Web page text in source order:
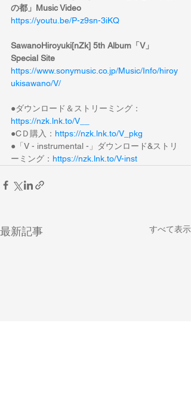
の都」Music Video
https://youtu.be/P-z9sn-3iKQ
SawanoHiroyuki[nZk] 5th Album「V」
Special Site
https://www.sonymusic.co.jp/Music/Info/hiroy
ukisawano/V/
●ダウンロード＆ストリーミング：
https://nzk.lnk.to/V__
●CＤ購入： https://nzk.lnk.to/V_pkg
●「V - instrumental -」ダウンロード&ストリ
ーミング： https://nzk.lnk.to/V-inst
最新記事 すべて表示